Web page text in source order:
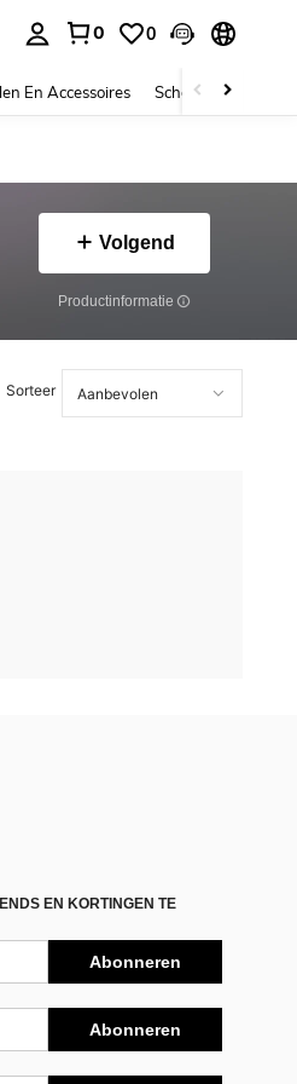
0 0
En Accessoires Schoonheid &
Volgend
Productinformatie
Sorteer
EN KORTINGEN TE
Abonneren
Abonneren